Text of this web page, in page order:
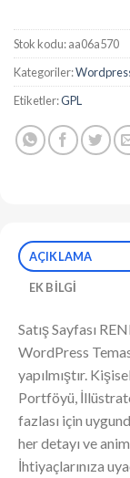
Stok kodu:aa06a570
Kategoriler:
Etiketler:GPL
AÇIKLAMA
EK BILGI
Satış Sayfası
WordPress
yapılmıştır.
Portföyü,
fazlası için
her detayı ve
İhtiyaçlarınıza